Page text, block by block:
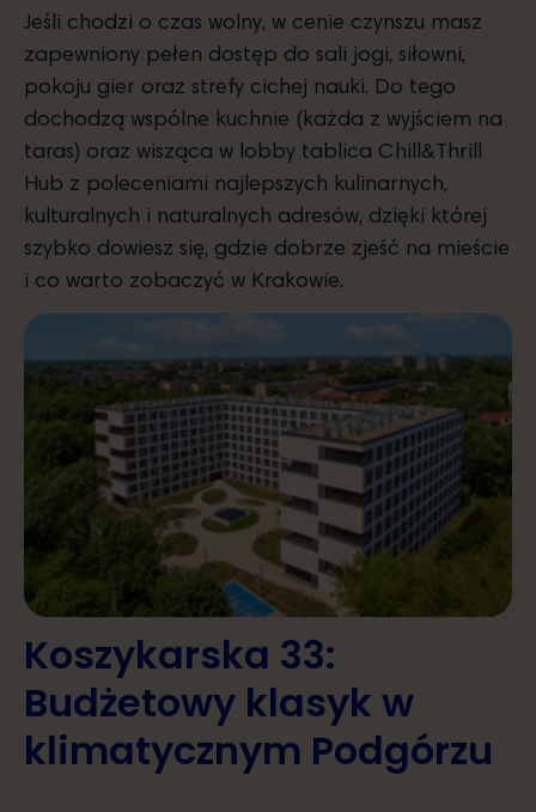
Jeśli chodzi o czas wolny, w cenie czynszu masz
zapewniony pełen dostęp do sali jogi, siłowni,
pokoju gier oraz strefy cichej nauki. Do tego
dochodzą wspólne kuchnie (każda z wyjściem na
taras) oraz wisząca w lobby tablica Chill&Thrill
Hub z poleceniami najlepszych kulinarnych,
kulturalnych i naturalnych adresów, dzięki której
szybko dowiesz się, gdzie dobrze zjeść na mieście
i co warto zobaczyć w Krakowie.
Koszykarska 33:
Budżetowy klasyk w
klimatycznym Podgórzu